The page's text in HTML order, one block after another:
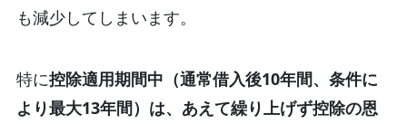
も減少してしまいます。
特に控除適用期間中（通常借入後10年間、条件に
より最大13年間）は、あえて繰り上げず控除の恩